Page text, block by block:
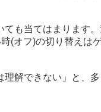
ても当てはまります
(オフ)の切り替えは
解できない」と、多